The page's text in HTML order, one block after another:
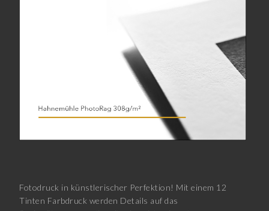
Fotodruck in künstlerischer Perfektion! Mit einem 12
Tinten Farbdruck werden Details auf das